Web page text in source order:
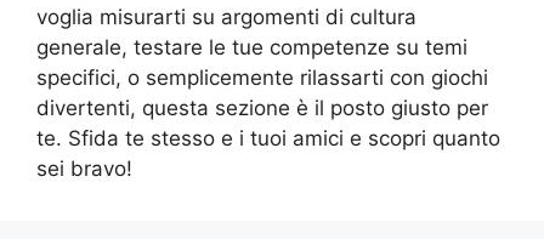
voglia misurarti su argomenti di cultura
generale, testare le tue competenze su temi
specifici, o semplicemente rilassarti con giochi
divertenti, questa sezione è il posto giusto per
te. Sfida te stesso e i tuoi amici e scopri quanto
sei bravo!